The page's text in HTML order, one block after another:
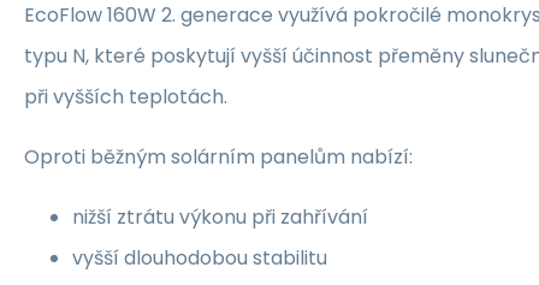
EcoFlow 160W 2. generace využívá pokročilé
typu N, které poskytují vyšší účinnost přeměny
při vyšších teplotách.
Oproti běžným solárním panelům nabízí:
nižší ztrátu výkonu při zahřívání
vyšší dlouhodobou stabilitu